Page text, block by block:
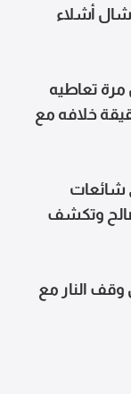
أشلاء
تعاطيه
خلافه مع
شائعات
وتكشف
وقف النار مع